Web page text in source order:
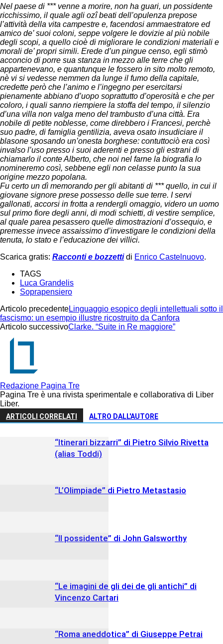
Nel paese di *** venne a morire, non ha guari, un possidente
ricchissimo, il quale agli ozî beati dell’opulenza prepose
l’attività della vita campestre e, facendosi ammaestratore ed
amico de’ suoi coloni, seppe volgere le dovizie al più nobile
degli scopi, a quello cioè di migliorare le condizioni materiali e
morali de’ propri simili. Erede d’un pingue censo, egli stimò
acconcio di porre sua stanza in mezzo alle terre che gli
appartenevano, e quantunque le fossero in sito molto remoto,
nè vi si vedesse nemmen da lunge il fumo della capitale,
credette però che l’animo e l’ingegno per esercitarsi
pienamente abbiano d’uopo soprattutto d’operosità e che per
coloro, i quali sanno riempiere la stoffa del tempo, il silenzio
d’una villa non valga meno del trambusto d’una città. Era
nobile di petite noblesse, come direbbero i Francesi, perchè
suo padre, di famiglia gentilizia, aveva osato insudiciare il
blasone sposando un’onesta borghese: contuttociò era così
invalso l’uso presso i suoi aderenti e presso gli estrani di
chiamarlo il conte Alberto, che noi nel farne la biografia lo
nomineremo così, sebbene egli non celasse punto la sua
origine mezzo popolana.
Fu certo un dì memorando per gli abitanti di *** quello, in cui il
giovane signore prese possesso delle sue terre. I servi
gallonati, accorsi in frotta a rendergli omaggio, videro un uomo
sul primo fiore degli anni, di modi schietti, di vestire semplice,
al quale parea pesassero quelle dimostrazioni d’ossequio, e
premesse invece assaissimo d’investigare le condizioni della
tenuta, lo stato e l’educazione dei villici.
Scarica gratis: Racconti e bozzettidi Enrico Castelnuovo.
TAGS
Luca Grandelis
Soprapensiero
Articolo precedenteLinguaggio esopico degli intellettuali sotto il
fascismo: un esempio illustre ricostruito da Canfora
Articolo successivoClarke. “Suite in Re maggiore”
Redazione Pagina Tre
Pagina Tre è una rivista sperimentale e collaborativa di Liber
Liber.
ARTICOLI CORRELATI ALTRO DALL'AUTORE
“Itinerari bizzarri” di Pietro Silvio Rivetta
(alias Toddi)
“L’Olimpiade” di Pietro Metastasio
“Il possidente” di John Galsworthy
“Le imagini de gli dei de gli antichi” di
Vincenzo Cartari
“Roma aneddotica” di Giuseppe Petrai